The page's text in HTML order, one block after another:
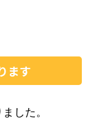
ます
した。